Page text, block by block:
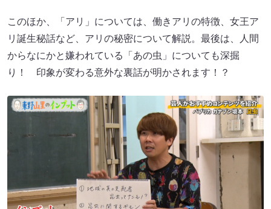
このほか、「アリ」については、働きアリの特徴、女王ア
リ誕生秘話など、アリの秘密について解説。最後は、人間
からなにかと嫌われている「あの虫」についても深掘
り！ 印象が変わる意外な裏話が明かされます！？